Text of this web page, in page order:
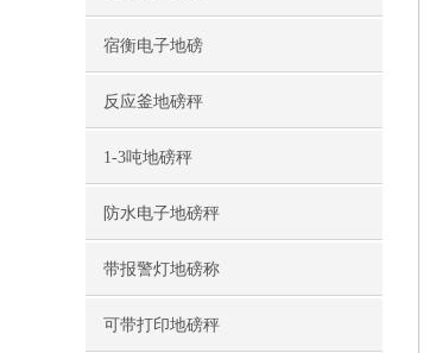
宿衡电子地磅
反应釜地磅秤
1-3吨地磅秤
防水电子地磅秤
带报警灯地磅称
可带打印地磅秤